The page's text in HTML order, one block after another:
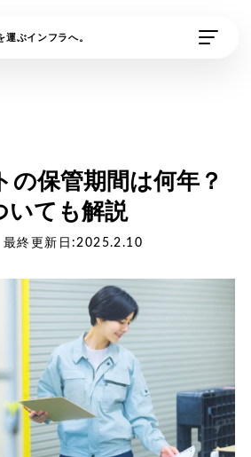
運ぶインフラへ。
運業
処分業者
DXE排出事業者
デモの申し込み
料金プラン
コラム
の保管期間は何年？
いても解説
終更新日:2025.2.10